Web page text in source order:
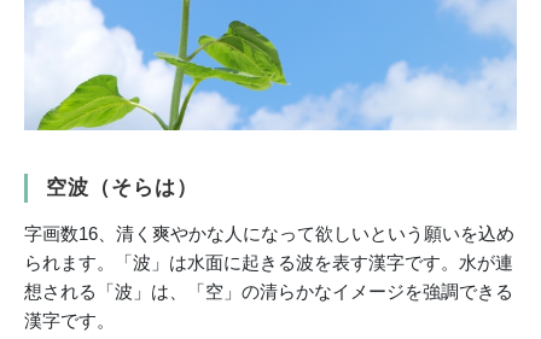
空波（そらは）
字画数16、清く爽やかな人になって欲しいという願いを込め
られます。「波」は水面に起きる波を表す漢字です。水が連
想される「波」は、「空」の清らかなイメージを強調できる
漢字です。